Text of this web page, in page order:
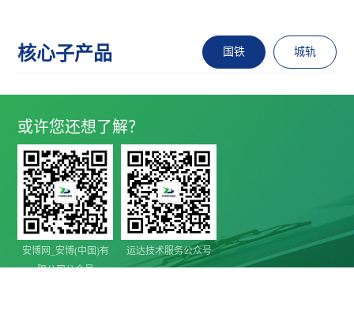
核心子产品 国铁 城轨
或许您还想了解？
安博网_安博(中国)有
限公司公众号
运达技术服务公众号